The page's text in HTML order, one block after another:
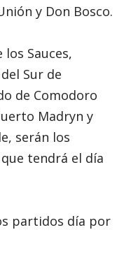
y Don Bosco.
Sauces,
Sur de
de Comodoro
Madryn y
serán los
tendrá el día
partidos día por